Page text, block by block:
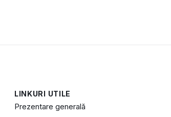
LINKURI UTILE
Prezentare generală